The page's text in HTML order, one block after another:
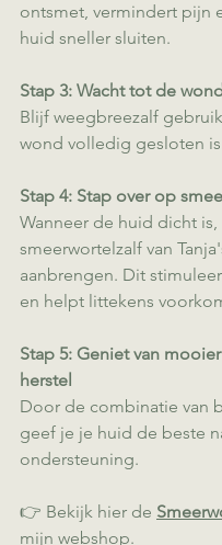
ontsmet, vermindert pijn
huid sneller sluiten.
Stap 3: Wacht tot de
Blijf weegbreezalf
wond volledig gesloten
Stap 4: Stap over op
Wanneer de huid dicht is,
smeerwortelzalf van
aanbrengen. Dit
en helpt littekens
Stap 5: Geniet van
herstel
Door de combinatie van
geef je je huid de beste
ondersteuning.
👉 Bekijk hier de
mijn webshop.